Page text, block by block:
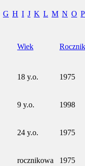
G H I J K L M N O P
Wiek Rocznik
18 y.o. 1975
9 y.o. 1998
24 y.o. 1975
rocznikowa 1975